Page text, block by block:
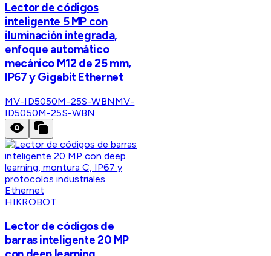
Lector de códigos
inteligente 5 MP con
iluminación integrada,
enfoque automático
mecánico M12 de 25 mm,
IP67 y Gigabit Ethernet
MV-ID5050M-25S-WBNMV-
ID5050M-25S-WBN
HIKROBOT
Lector de códigos de
barras inteligente 20 MP